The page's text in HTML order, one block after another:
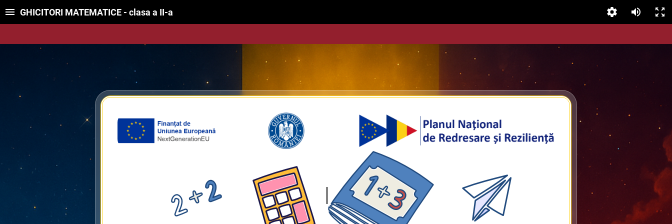
GHICITORI MATEMATICE - clasa a II-a